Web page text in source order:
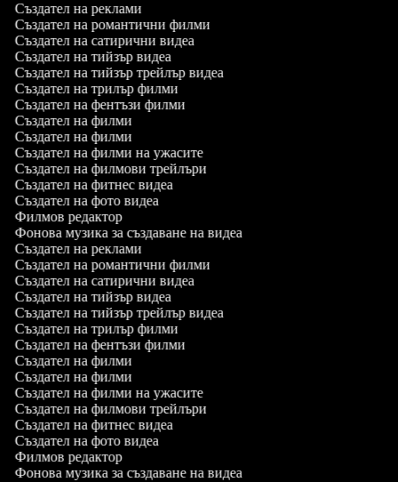
Създател на реклами
Създател на романтични филми
Създател на сатирични видеа
Създател на тийзър видеа
Създател на тийзър трейлър видеа
Създател на трилър филми
Създател на фентъзи филми
Създател на филми
Създател на филми
Създател на филми на ужасите
Създател на филмови трейлъри
Създател на фитнес видеа
Създател на фото видеа
Филмов редактор
Фонова музика за създаване на видеа
Създател на реклами
Създател на романтични филми
Създател на сатирични видеа
Създател на тийзър видеа
Създател на тийзър трейлър видеа
Създател на трилър филми
Създател на фентъзи филми
Създател на филми
Създател на филми
Създател на филми на ужасите
Създател на филмови трейлъри
Създател на фитнес видеа
Създател на фото видеа
Филмов редактор
Фонова музика за създаване на видеа